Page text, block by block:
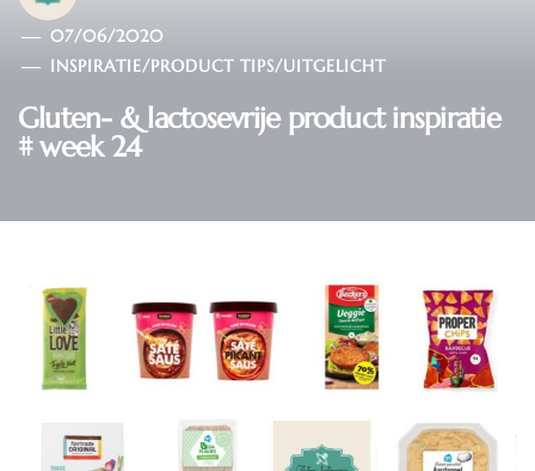
07/06/2020
INSPIRATIE/PRODUCT TIPS/UITGELICHT
Gluten- & lactosevrije product inspiratie
# week 24